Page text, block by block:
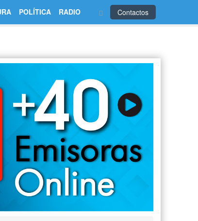
Contactos
POLÍTICA RADIO